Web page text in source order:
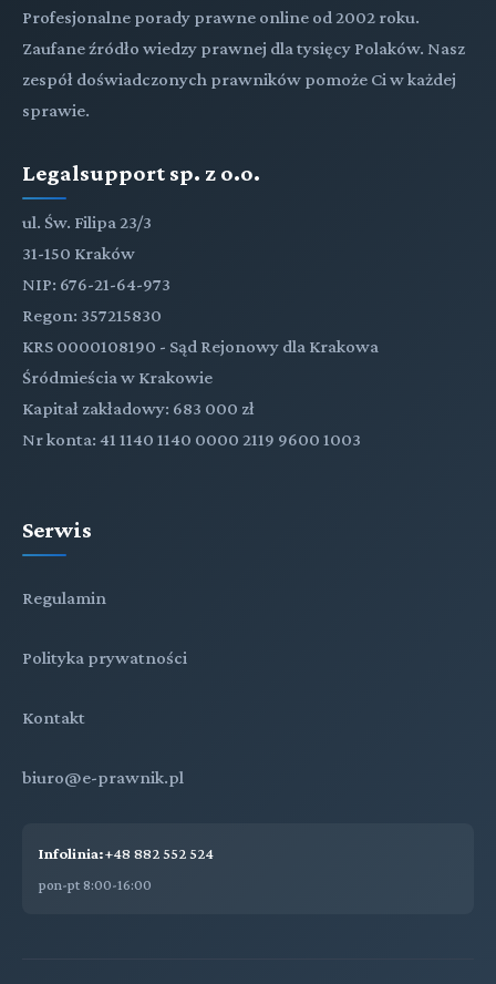
Profesjonalne porady prawne online od 2002 roku.
Zaufane źródło wiedzy prawnej dla tysięcy Polaków. Nasz
zespół doświadczonych prawników pomoże Ci w każdej
sprawie.
Legalsupport sp. z o.o.
ul. Św. Filipa 23/3
31-150 Kraków
NIP: 676-21-64-973
Regon: 357215830
KRS 0000108190 - Sąd Rejonowy dla Krakowa
Śródmieścia w Krakowie
Kapitał zakładowy: 683 000 zł
Nr konta: 41 1140 1140 0000 2119 9600 1003
Serwis
Regulamin
Polityka prywatności
Kontakt
biuro@e-prawnik.pl
Infolinia:+48 882 552 524
pon-pt 8:00-16:00